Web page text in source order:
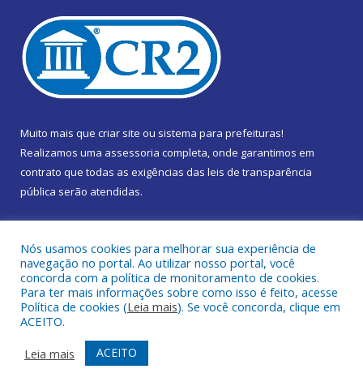
Muito mais que criar site ou sistema para prefeituras!
Realizamos uma assessoria completa, onde garantimos em
contrato que todas as exigências das leis de transparência
pública serão atendidas.
Todos os direitos reservados a Câmara Municipal de Marapanim.
Mapa do Site
Acessar Área Administrativa
Nós usamos cookies para melhorar sua experiência de
navegação no portal. Ao utilizar nosso portal, você
concorda com a política de monitoramento de cookies.
Para ter mais informações sobre como isso é feito, acesse
Política de cookies (Leia mais). Se você concorda, clique em
ACEITO.
Leia mais
ACEITO